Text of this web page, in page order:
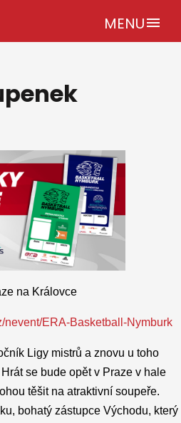
MENUmenu
na Královce
nevent/ERA-Basketball-Nymburk
Ligy mistrů a znovu u toho
se bude opět v Praze v hale
těšit na atraktivní soupeře.
bohatý zástupce Východu, který